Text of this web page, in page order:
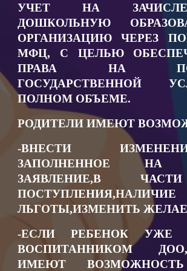
УЧЕТ НА
ДОШКОЛЬНУЮ
ОРГАНИЗАЦИЮ ЧЕРЕЗ
МФЦ, С ЦЕЛЬЮ
ПРАВА НА
ГОСУДАРСТВЕННОЙ
ПОЛНОМ ОБЪЕМЕ.
РОДИТЕЛИ ИМЕЮТ
-ВНЕСТИ
ЗАПОЛНЕННОЕ НА
ЗАЯВЛЕНИЕ,В
ПОСТУПЛЕНИЯ,НАЛИЧИЕ
ЛЬГОТЫ,ИЗМЕНИТЬ
-ЕСЛИ РЕБЕНОК УЖЕ
ВОСПИТАННИКОМ
ИМЕЮТ